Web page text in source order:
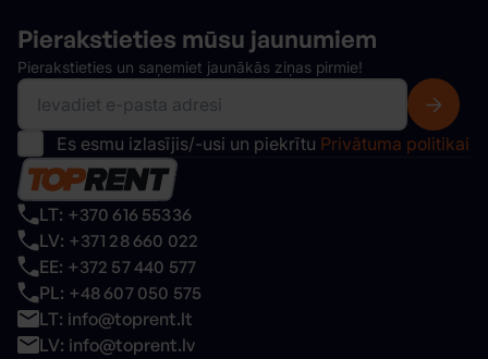
LT: +370 616 55336
LV: +371 28 660 022
EE: +372 57 440 577
PL: +48 607 050 575
LT: info@toprent.lt
LV: info@toprent.lv
Pierakstieties mūsu jaunumiem
Pierakstieties un saņemiet jaunākās ziņas pirmie!
Es esmu izlasījis/-usi un piekrītu Privātuma politikai